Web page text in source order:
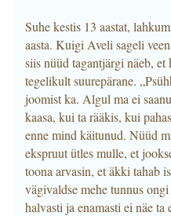
Suhe kestis 13 aastat,
aasta. Kuigi Aveli sageli
siis nüüd tagantjärgi näeb,
tegelikult suurepärane.
joomist ka. Algul ma ei
kaasa, kui ta rääkis, kui
enne mind käitunud. Nüüd
ekspruut ütles mulle, et
toona arvasin, et äkki tahab
vägivaldse mehe tunnus
halvasti ja enamasti ei näe